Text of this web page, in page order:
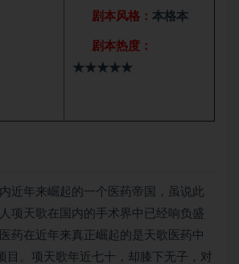
剧本风格： 本格本
剧本热度：
★★★★★
近年来崛起的一个医药帝国，虽说此
项天歌在国内的手术界中已经响负盛
药在近年来真正崛起的是天歌医药中
目。项天歌年近七十，却膝下无子，对